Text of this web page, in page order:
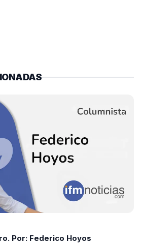
Por: Federico Hoyos